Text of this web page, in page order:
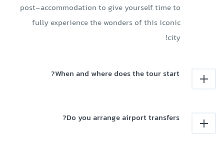
post-accommodation to give yourself time to
fully experience the wonders of this iconic
city!
When and where does the tour start?
Do you arrange airport transfers?